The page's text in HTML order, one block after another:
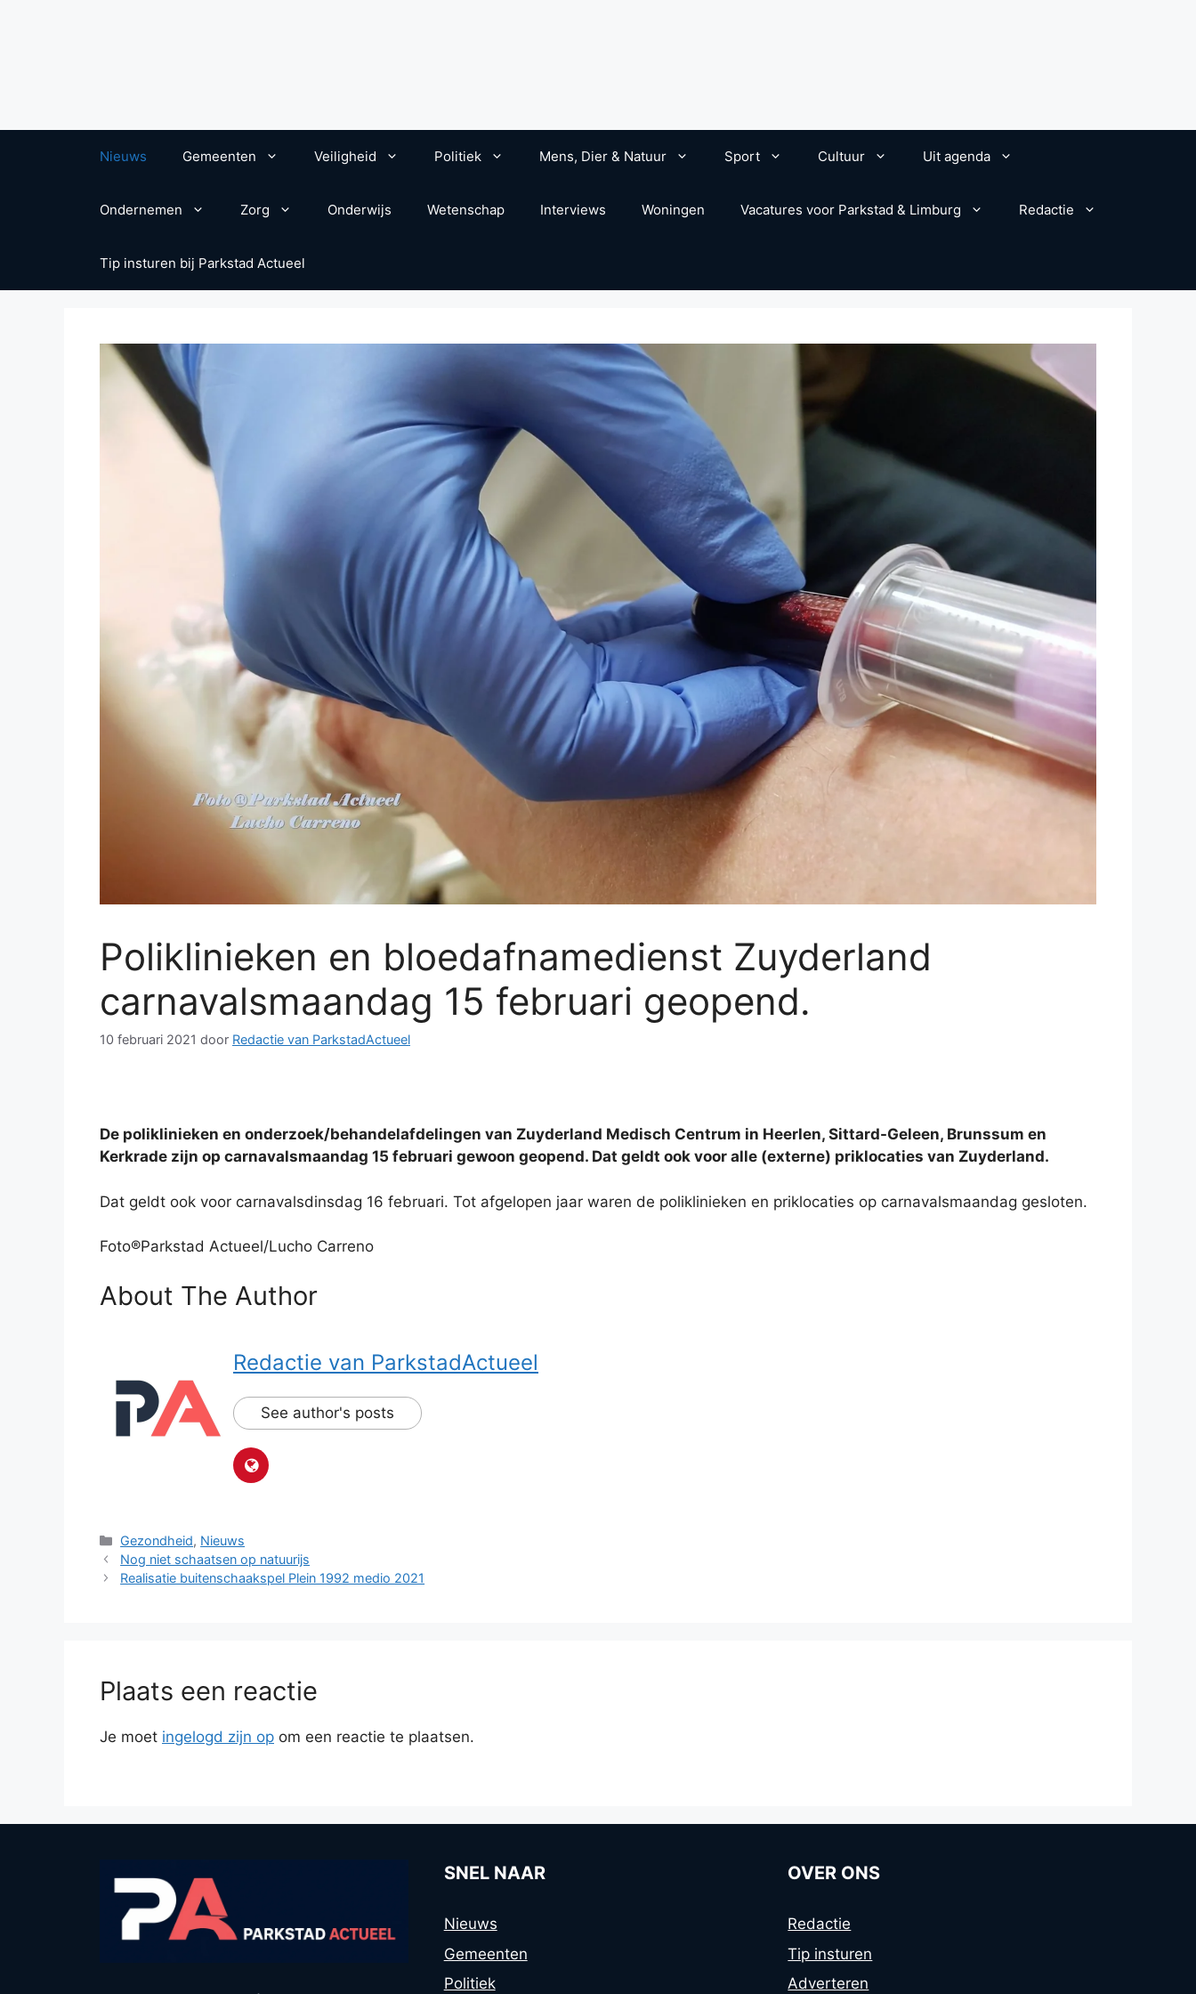
Nieuws Gemeenten Veiligheid Politiek Mens, Dier & Natuur Sport Cultuur Uit agenda
Ondernemen Zorg Onderwijs Wetenschap Interviews Woningen Vacatures voor Parkstad & Limburg Redactie
Tip insturen bij Parkstad Actueel
Poliklinieken en bloedafnamedienst Zuyderland
carnavalsmaandag 15 februari geopend.
10 februari 2021 door Redactie van ParkstadActueel
De poliklinieken en onderzoek/behandelafdelingen van Zuyderland Medisch Centrum in Heerlen, Sittard-Geleen, Brunssum en
Kerkrade zijn op carnavalsmaandag 15 februari gewoon geopend. Dat geldt ook voor alle (externe) priklocaties van Zuyderland.
Dat geldt ook voor carnavalsdinsdag 16 februari. Tot afgelopen jaar waren de poliklinieken en priklocaties op carnavalsmaandag gesloten.
Foto®Parkstad Actueel/Lucho Carreno
About The Author
Redactie van ParkstadActueel
See author's posts
Categorieën
Gezondheid, Nieuws
Nog niet schaatsen op natuurijs
Realisatie buitenschaakspel Plein 1992 medio 2021
Plaats een reactie
Je moet ingelogd zijn op om een reactie te plaatsen.
SNEL NAAR
Nieuws
Gemeenten
Politiek
OVER ONS
Redactie
Tip insturen
Adverteren